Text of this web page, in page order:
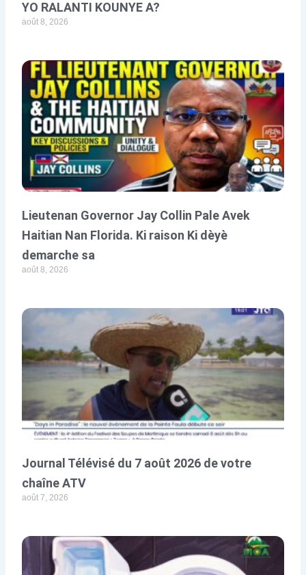
YO RALANTI KOUNYE A?
août 8, 2026
Lieutenan Governor Jay Collin Pale Avek
Haitian Nan Florida. Ki raison Ki dèyè
demarche sa
août 8, 2026
Journal Télévisé du 7 août 2026 de votre
chaîne ATV
août 7, 2026